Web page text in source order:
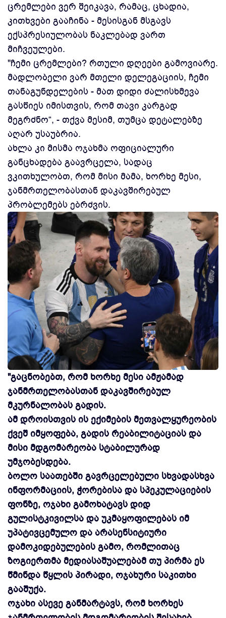
ცრემლები ვერ შეიკავა, რამაც, ცხადია,
კითხვები გააჩინა - მესისგან მსგავს
ექსპრესიულობას ნაკლებად ვართ
მიჩვეულები.
"ჩემი ცრემლები? რთული დღეები გამოვიარე.
მადლობელი ვარ მთელი დელეგაციის, ჩემი
თანაგუნდელების - მათ დიდი ძალისხმევა
გასწიეს იმისთვის, რომ თავი კარგად
მეგრძნო“, - თქვა მესიმ, თუმცა დეტალებზე
აღარ უსაუბრია.
ახლა კი მისმა ოჯახმა ოფიციალური
განცხადება გაავრცელა, სადაც
ვკითხულობთ, რომ მისი მამა, ხორხე მესი,
ჯანმრთელობასთან დაკავშირებულ
პრობლემებს ებრძვის.
"გაცნობებთ, რომ ხორხე მესი ამჟამად
ჯანმრთელობასთან დაკავშირებულ
მკურნალობას გადის.
ამ დროისთვის ის ექიმების მეთვალყურეობის
ქვეშ იმყოფება, გადის რეაბილიტაციას და
მისი მდგომარეობა სტაბილურად
უმჯობესდება.
ბოლო საათებში გავრცელებული სხვადასხვა
ინფორმაციის, ჭორებისა და სპეკულაციების
ფონზე, ოჯახი გამოხატავს დიდ
გულისტკივილსა და უკმაყოფილებას იმ
უპატივცემულო და არასენსიტიური
დამოკიდებულების გამო, რომლითაც
ზოგიერთმა მედიასაშუალებამ თუ პირმა ეს
წმინდა წყლის პირადი, ოჯახური საკითხი
გააშუქა.
ოჯახი ასევე განმარტავს, რომ ხორხეს